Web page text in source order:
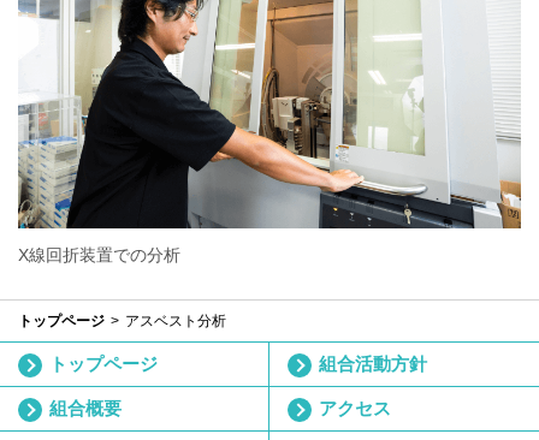
X線回折装置での分析
トップページ アスベスト分析
トップページ 組合活動方針
組合概要 アクセス